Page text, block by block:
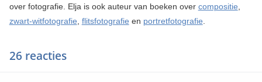
over fotografie. Elja is ook auteur van boeken over compositie
zwart-witfotografie flitsfotografie en portretfotografie
26 reacties